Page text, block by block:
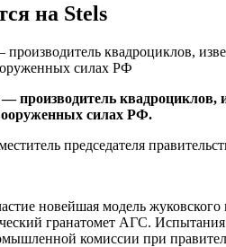
на Stels
квадроциклов,
силах РФ
производитель
силах РФ.
председателя
новейшая модель
гранатомет АГС.
комиссии при